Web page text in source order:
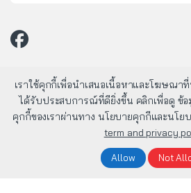
เราใช้คุกกี้เพื่อนำเสนอเนื้อหาและโฆษณา
ได้รับประสบการณ์ที่ดียิ่งขึ้น คลิกเพื่อดู ข้อ
คุกกี้ของเราผ่านทาง นโยบายคุกกีและนโย
term and privacy
Allow Not
มีคำถาม? โทรหาเรา
02-803-